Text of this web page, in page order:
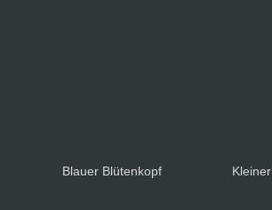
Blauer Blütenkopf